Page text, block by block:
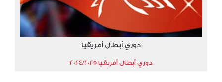
دوري أبطال أفريقيا
دوري أبطال أفريقيا 2024/2025